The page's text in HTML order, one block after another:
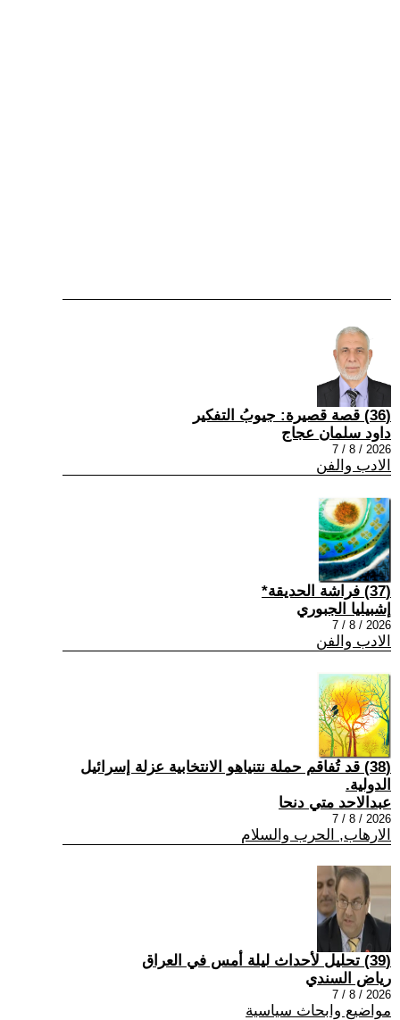
(36) قصة قصيرة: جيوبُ التفكير
داود سلمان عجاج
2026 / 8 / 7
الادب والفن
(37) فراشة الحديقة*
إشبيليا الجبوري
2026 / 8 / 7
الادب والفن
(38) قد تُفاقم حملة نتنياهو الانتخابية عزلة إسرائيل
الدولية.
عبدالاحد متي دنحا
2026 / 8 / 7
الارهاب, الحرب والسلام
(39) تحليل لأحداث ليلة أمس في العراق
رياض السندي
2026 / 8 / 7
مواضيع وابحاث سياسية